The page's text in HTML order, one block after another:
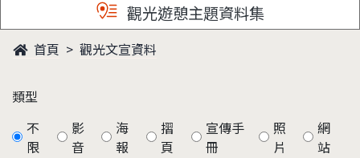
觀光遊憩主題資料集
首頁 觀光文宣資料
類型
不
限
影
音
海
報
摺
頁
宣傳手
冊
照
片
網
站